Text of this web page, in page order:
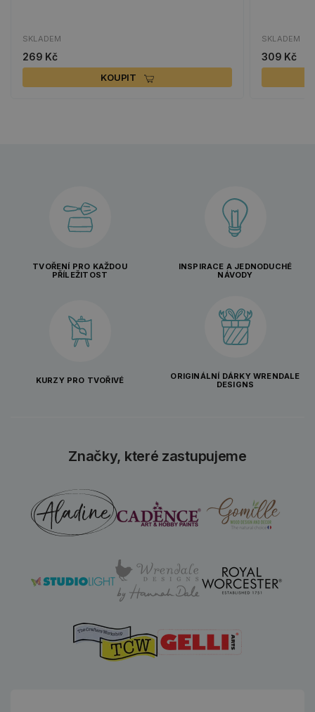
SKLADEM
269 Kč
KOUPIT
SKLADEM
309 Kč
TVOŘENÍ PRO KAŽDOU
PŘÍLEŽITOST
INSPIRACE A JEDNODUCHÉ
NÁVODY
KURZY PRO TVOŘIVÉ
ORIGINÁLNÍ DÁRKY WRENDALE
DESIGNS
Značky, které zastupujeme